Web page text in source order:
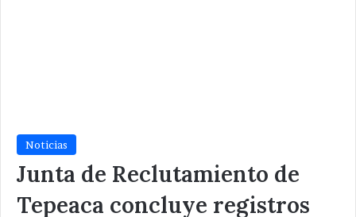
Noticias
Junta de Reclutamiento de
Tepeaca concluye registros